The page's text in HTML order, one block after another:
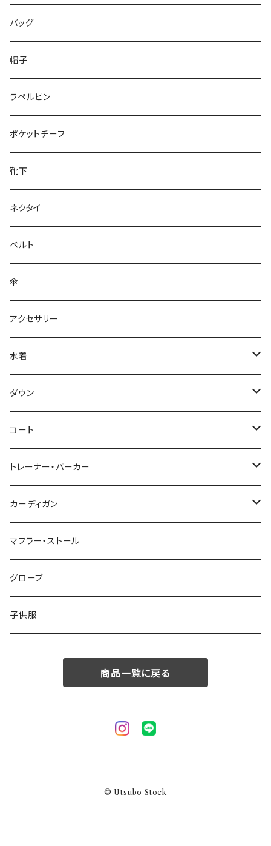
50/XL～
48/L
50/XL～
46/M
48/L
50/XL～
～25.5cm
26cm～
27cm～
28cm～
バッグ
帽子
ラペルピン
ポケットチーフ
靴下
ネクタイ
ベルト
傘
アクセサリー
水着
～44/S
46/M
48/L
50/XL～
ダウン
～44/S
46/M
48/L
50/XL～
コート
～44/S
46/M
48/L
50/XL～
トレーナー・パーカー
～44/S
46/M
48/L
50/XL～
カーディガン
～44/S
46/M
48/L
マフラー・ストール
グローブ
子供服
商品一覧に戻る
© Utsubo Stock